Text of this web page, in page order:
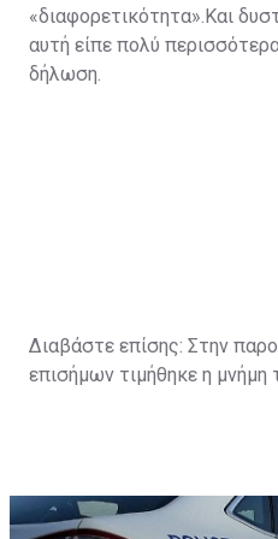
«διαφορετικότητα».Και
αυτή είπε πολύ
δήλωση.
Διαβάστε επίσης: Στην
επισήμων τιμήθηκε η